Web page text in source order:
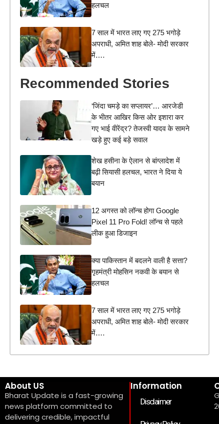
हलचल
7 साल में भारत लाए गए 275 भगोड़े
अपराधी, अमित शाह बोले- मोदी सरकार
में….
Recommended Stories
‘जिंदा चमड़े का सप्लायर’… आरजेडी
के भीतर आखिर किस ओर इशारा कर
गए भाई वीरेंद्र? तेजस्वी यादव के सामने
खड़े हुए कई बड़े सवाल
शेख हसीना के ऐलान से बांग्लादेश में
बढ़ी सियासी हलचल, भारत ने दिया ये
बयान
12 अगस्त को लॉन्च होगा Google
Pixel 11 Pro Fold! लॉन्च से पहले
लीक हुआ डिजाइन
क्या पाकिस्तान में बदलने वाली है सत्ता?
गृहमंत्री मोहसिन नकवी के बयान से
हलचल
7 साल में भारत लाए गए 275 भगोड़े
अपराधी, अमित शाह बोले- मोदी सरकार
में….
About US
Bharat Update is a fast-growing
news platform committed to
delivering credible, impactful
Information
Disclaimer